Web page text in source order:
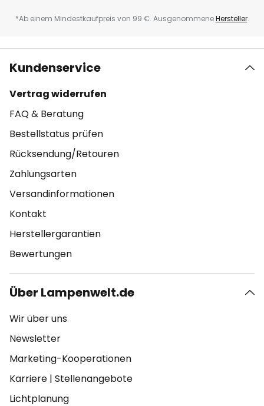
*Ab einem Mindestkaufpreis von 99 €. AusgenommeneHersteller.
Kundenservice
Vertrag widerrufen
FAQ & Beratung
Bestellstatus prüfen
Rücksendung/Retouren
Zahlungsarten
Versandinformationen
Kontakt
Herstellergarantien
Bewertungen
Über Lampenwelt.de
Wir über uns
Newsletter
Marketing-Kooperationen
Karriere | Stellenangebote
Lichtplanung